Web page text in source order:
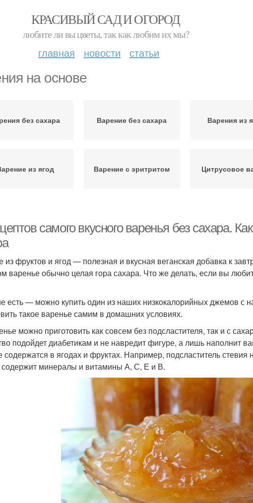
КРАСИВЫЙ САД И ОГОРОД
любите ли вы цветы, так как любим их мы?
главная новости статьи
на основе
без сахара Варение без сахара Варения из
из ягод Варение с эритритом Цитрусовое
с пектином Варения с пектином
самого вкусного варенья без сахара.
из фруктов и ягод — полезная и вкусная веганская добавка к
варенье обычно целая гора сахара. Что же делать, если вы
есть — можно купить один из наших низкокалорийных джемов с
такое варенье самим в домашних условиях.
можно приготовить как совсем без подсластителя, так и с
подойдет диабетикам и не навредит фигуре, а лишь наполнит
содержатся в ягодах и фруктах. Например, подсластитель стевия
содержит минералы и витамины А, С, Е и В.